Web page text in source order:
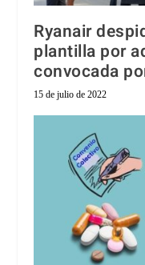
Ryanair
plantilla por
convocada
15 de julio de 2022